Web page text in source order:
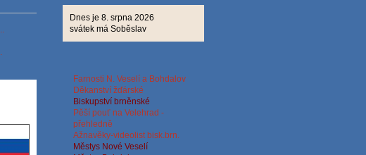
Dnes je 8. srpna 2026
svátek má Soběslav
Farnosti N. Veselí a Bohdalov
Děkanství žďárské
Biskupství brněnské
Pěší pouť na Velehrad -
přehledně
Ažnavěky-videolist bisk.brn.
Městys Nové Veselí